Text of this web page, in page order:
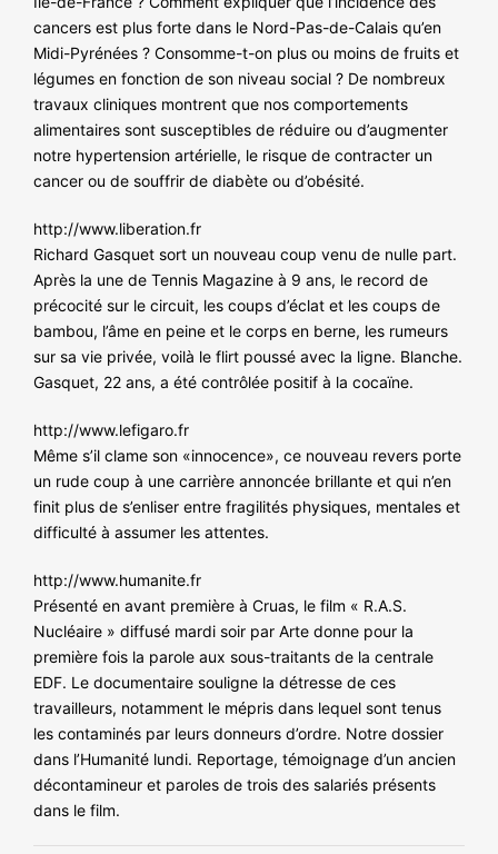
cancers est plus forte dans le Nord-Pas-de-Calais qu’en
Midi-Pyrénées ? Consomme-t-on plus ou moins de fruits et
légumes en fonction de son niveau social ? De nombreux
travaux cliniques montrent que nos comportements
alimentaires sont susceptibles de réduire ou d’augmenter
notre hypertension artérielle, le risque de contracter un
cancer ou de souffrir de diabète ou d’obésité.
http://www.liberation.fr
Richard Gasquet sort un nouveau coup venu de nulle part.
Après la une de Tennis Magazine à 9 ans, le record de
précocité sur le circuit, les coups d’éclat et les coups de
bambou, l’âme en peine et le corps en berne, les rumeurs
sur sa vie privée, voilà le flirt poussé avec la ligne. Blanche.
Gasquet, 22 ans, a été contrôlée positif à la cocaïne.
http://www.lefigaro.fr
Même s’il clame son «innocence», ce nouveau revers porte
un rude coup à une carrière annoncée brillante et qui n’en
finit plus de s’enliser entre fragilités physiques, mentales et
difficulté à assumer les attentes.
http://www.humanite.fr
Présenté en avant première à Cruas, le film « R.A.S.
Nucléaire » diffusé mardi soir par Arte donne pour la
première fois la parole aux sous-traitants de la centrale
EDF. Le documentaire souligne la détresse de ces
travailleurs, notamment le mépris dans lequel sont tenus
les contaminés par leurs donneurs d’ordre. Notre dossier
dans l’Humanité lundi. Reportage, témoignage d’un ancien
décontamineur et paroles de trois des salariés présents
dans le film.